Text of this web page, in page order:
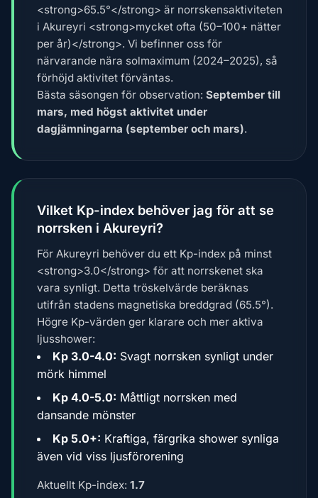
<strong>65.5°</strong> är norrskensaktiviteten
i Akureyri <strong>mycket ofta (50–100+ nätter
per år)</strong>. Vi befinner oss för
närvarande nära solmaximum (2024–2025), så
förhöjd aktivitet förväntas.
Bästa säsongen för observation: September till
mars, med högst aktivitet under
dagjämningarna (september och mars).
Vilket Kp-index behöver jag för att se
norrsken i Akureyri?
För Akureyri behöver du ett Kp-index på minst
<strong>3.0</strong> för att norrskenet ska
vara synligt. Detta tröskelvärde beräknas
utifrån stadens magnetiska breddgrad (65.5°).
Högre Kp-värden ger klarare och mer aktiva
ljusshower:
Kp 3.0-4.0: Svagt norrsken synligt under
mörk himmel
Kp 4.0-5.0: Måttligt norrsken med
dansande mönster
Kp 5.0+: Kraftiga, färgrika shower synliga
även vid viss ljusförorening
Aktuellt Kp-index: 1.7